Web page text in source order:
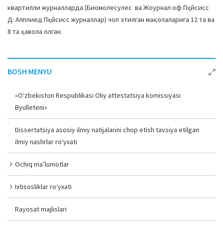
квартилли журналларда (Биомолеcулес ва Жоурнал оф Пҳйсиcс
Д: Апплиед Пҳйсиcс журналлар) чоп этилган мақолаларига 12 та ва
8 та ҳавола олган.
BOSH MENYU
«O‘zbekiston Respublikasi Oliy attestatsiya komissiyasi
Byulleteni»
Dissertatsiya asosiy ilmiy natijalarini chop etish tavsiya etilgan
ilmiy nashrlar ro‘yxati
Ochiq ma’lumotlar
Ixtisosliklar ro‘yxati
Rayosat majlislari